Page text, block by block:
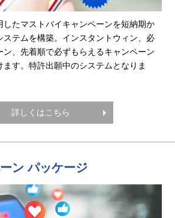
したマストバイキャンペーンを短納期か
ステムを構築。インスタントウィン、必
ン、先着順で必ずもらえるキャンペーン
す。特許出願中のシステムとなりま
詳しくはこちら
ン パッケージ